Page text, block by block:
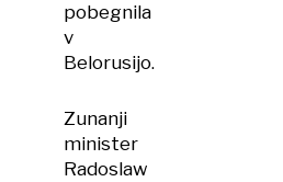
pobegnila
v
Belorusijo.
Zunanji
minister
Radoslaw